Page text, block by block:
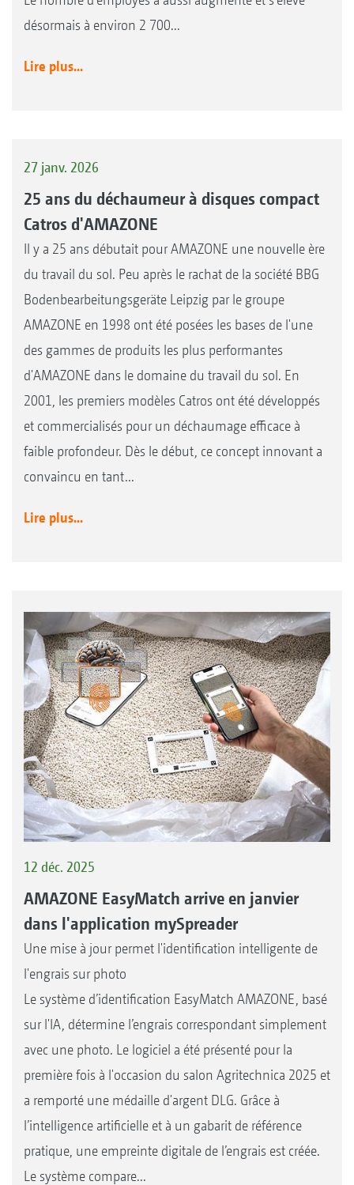
désormais à environ 2 700...
Lire plus...
27 janv. 2026
25 ans du déchaumeur à disques compact
Catros d'AMAZONE
Il y a 25 ans débutait pour AMAZONE une nouvelle ère
du travail du sol. Peu après le rachat de la société BBG
Bodenbearbeitungsgeräte Leipzig par le groupe
AMAZONE en 1998 ont été posées les bases de l'une
des gammes de produits les plus performantes
d'AMAZONE dans le domaine du travail du sol. En
2001, les premiers modèles Catros ont été développés
et commercialisés pour un déchaumage efficace à
faible profondeur. Dès le début, ce concept innovant a
convaincu en tant...
Lire plus...
12 déc. 2025
AMAZONE EasyMatch arrive en janvier
dans l'application mySpreader
Une mise à jour permet l'identification intelligente de
l'engrais sur photo
Le système d’identification EasyMatch AMAZONE, basé
sur l'IA, détermine l’engrais correspondant simplement
avec une photo. Le logiciel a été présenté pour la
première fois à l'occasion du salon Agritechnica 2025 et
a remporté une médaille d'argent DLG. Grâce à
l’intelligence artificielle et à un gabarit de référence
pratique, une empreinte digitale de l’engrais est créée.
Le système compare...